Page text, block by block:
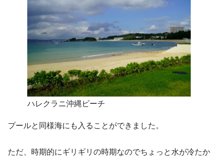
ハレクラニ沖縄ビーチ
プールと同様海にも入ることができました。
ただ、時期的にギリギリの時期なのでちょっと水が冷たか